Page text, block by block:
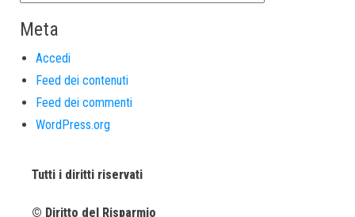
Meta
Accedi
Feed dei contenuti
Feed dei commenti
WordPress.org
Tutti i diritti riservati
© Diritto del Risparmio